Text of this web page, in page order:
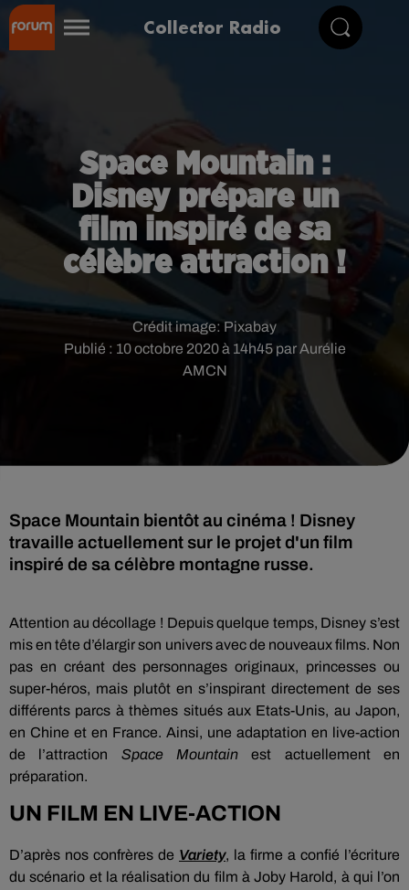
Collector Radio
Space Mountain :
Disney prépare un
film inspiré de sa
célèbre attraction !
Publié : 10 octobre 2020 à 14h45 par Aurélie
AMCN
Crédit image: Pixabay
Space Mountain bientôt au cinéma ! Disney
travaille actuellement sur le projet d'un film
inspiré de sa célèbre montagne russe.
Attention au décollage ! Depuis quelque temps, Disney s’est
mis en tête d’élargir son univers avec de nouveaux films. Non
pas en créant des personnages originaux, princesses ou
super-héros, mais plutôt en s’inspirant directement de ses
différents parcs à thèmes situés aux Etats-Unis, au Japon,
en Chine et en France. Ainsi, une adaptation en live-action
de l’attraction Space Mountain est actuellement en
préparation.
UN FILM EN LIVE-ACTION
D’après nos confrères de Variety, la firme a confié l’écriture
du scénario et la réalisation du film à Joby Harold, à qui l’on